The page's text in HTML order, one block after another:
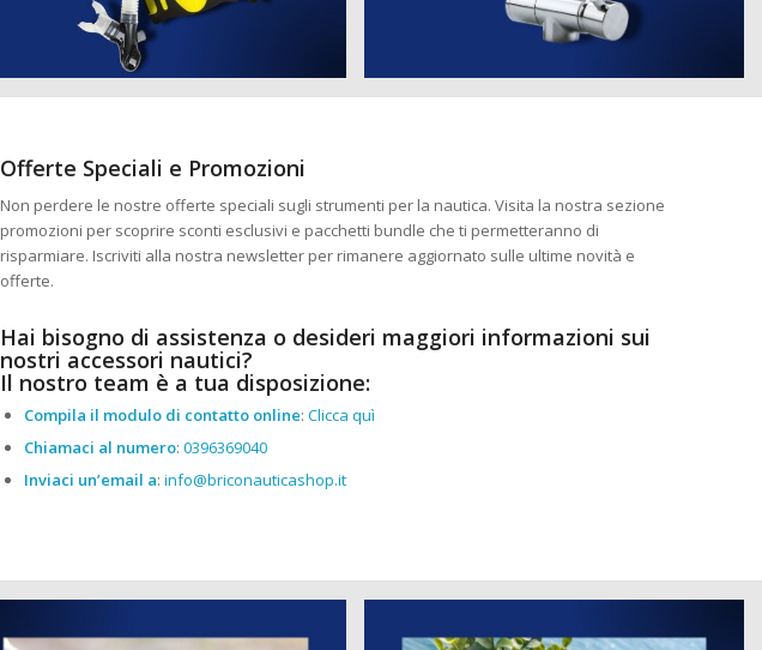
Offerte Speciali e Promozioni
Non perdere le nostre offerte speciali sugli strumenti per la nautica. Visita la nostra sezione
promozioni per scoprire sconti esclusivi e pacchetti bundle che ti permetteranno di
risparmiare. Iscriviti alla nostra newsletter per rimanere aggiornato sulle ultime novità e
offerte.
Hai bisogno di assistenza o desideri maggiori informazioni sui
nostri accessori nautici?
Il nostro team è a tua disposizione:
Compila il modulo di contatto online:Clicca quì
Chiamaci al numero:0396369040
Inviaci un’email a:info@briconauticashop.it